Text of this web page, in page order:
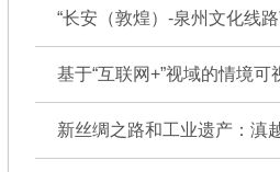
“长安（敦煌）-泉州文化线路
新丝绸之路和工业遗产：滇